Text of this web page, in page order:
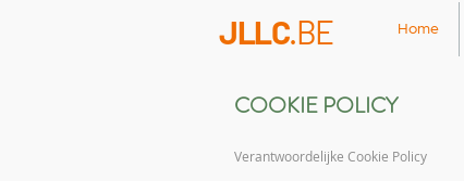
JLLC.BE Home
COOKIE POLICY
Verantwoordelijke Cookie Policy